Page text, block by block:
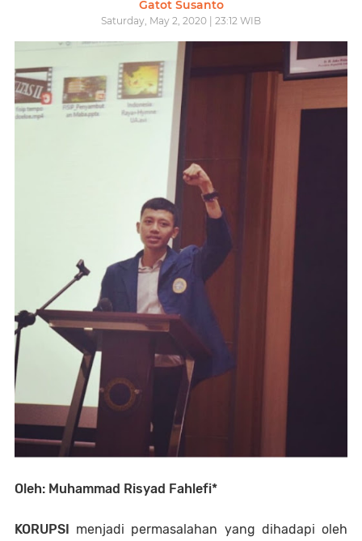
Gatot Susanto
Saturday, May 2, 2020 | 23:12 WIB
Oleh: Muhammad Risyad Fahlefi*
KORUPSI menjadi permasalahan yang dihadapi oleh